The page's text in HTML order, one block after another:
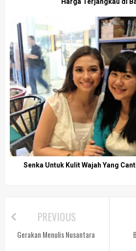
Harga Terjangkau di
Senka Untuk Kulit Wajah Yang
PREVIOUS
Gerakan Menulis Nusantara